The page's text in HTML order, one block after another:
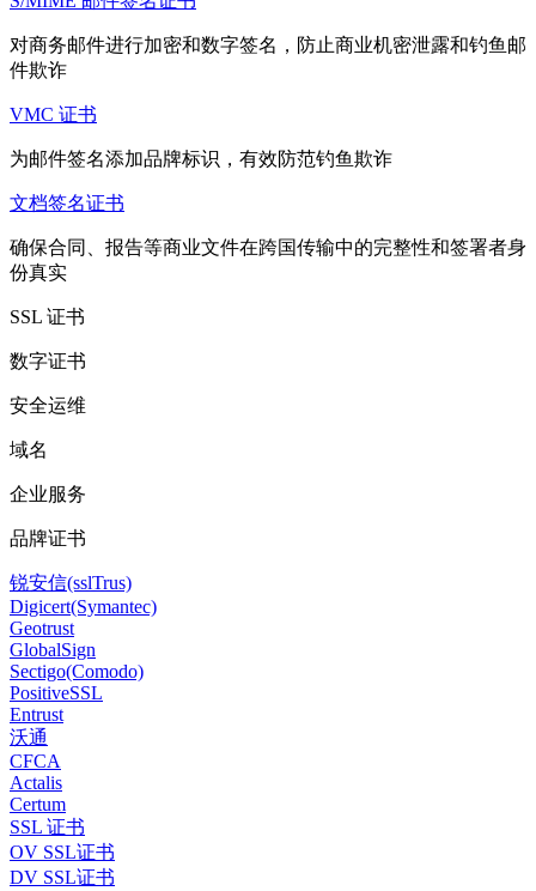
对商务邮件进行加密和数字签名，防止商业机密泄露和钓鱼邮
件欺诈
VMC 证书
为邮件签名添加品牌标识，有效防范钓鱼欺诈
文档签名证书
确保合同、报告等商业文件在跨国传输中的完整性和签署者身
份真实
SSL 证书
数字证书
安全运维
域名
企业服务
品牌证书
锐安信(sslTrus)
Digicert(Symantec)
Geotrust
GlobalSign
Sectigo(Comodo)
PositiveSSL
Entrust
沃通
CFCA
Actalis
Certum
SSL 证书
OV SSL证书
DV SSL证书